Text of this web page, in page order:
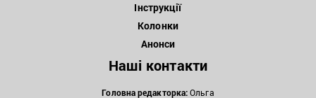
Інструкції
Колонки
Анонси
Наші контакти
Головна редакторка:Ольга